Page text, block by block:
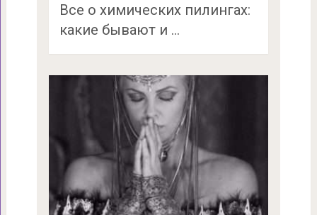
Все о химических пилингах:
какие бывают и …